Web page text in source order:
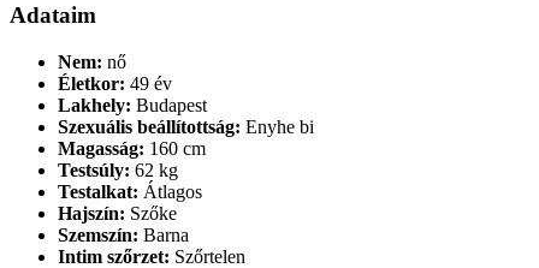
Adataim
Nem: nő
Életkor: 49 év
Lakhely: Budapest
Szexuális beállítottság: Enyhe bi
Magasság: 160 cm
Testsúly: 62 kg
Testalkat: Átlagos
Hajszín: Szőke
Szemszín: Barna
Intim szőrzet: Szőrtelen